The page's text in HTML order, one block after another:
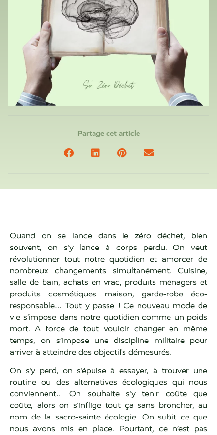
Partage cet article
Quand on se lance dans le zéro déchet, bien
souvent, on s’y lance à corps perdu. On veut
révolutionner tout notre quotidien et amorcer de
nombreux changements simultanément. Cuisine,
salle de bain, achats en vrac, produits ménagers et
produits cosmétiques maison, garde-robe éco-
responsable… Tout y passe ! Ce nouveau mode de
vie s’impose dans notre quotidien comme un poids
mort. A force de tout vouloir changer en même
temps, on s’impose une discipline militaire pour
arriver à atteindre des objectifs démesurés.
On s’y perd, on s’épuise à essayer, à trouver une
routine ou des alternatives écologiques qui nous
conviennent… On souhaite s’y tenir coûte que
coûte, alors on s’inflige tout ça sans broncher, au
nom de la sacro-sainte écologie. On subit ce que
nous avons mis en place. Pourtant, ce n’est pas